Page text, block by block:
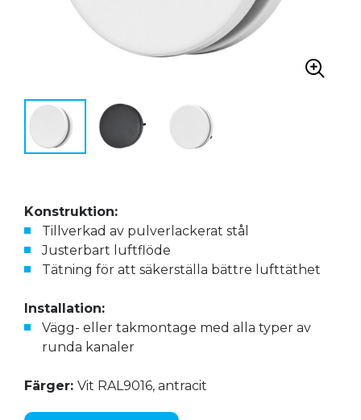
Konstruktion:
Tillverkad av pulverlackerat stål
Justerbart luftflöde
Tätning för att säkerställa bättre lufttäthet
Installation:
Vägg- eller takmontage med alla typer av
runda kanaler
Färger: Vit RAL9016, antracit